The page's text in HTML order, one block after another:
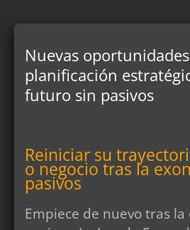
Nuevas
planificación
futuro sin pasivos
Reiniciar su
o negocio tras la
pasivos
Empiece de nuevo tras